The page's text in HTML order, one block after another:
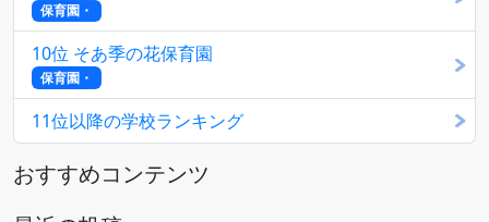
保育園・
10位 そあ季の花保育園
保育園・
11位以降の学校ランキング
おすすめコンテンツ